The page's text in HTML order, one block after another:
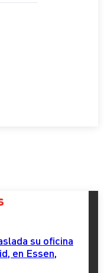
su oficina
en Essen,